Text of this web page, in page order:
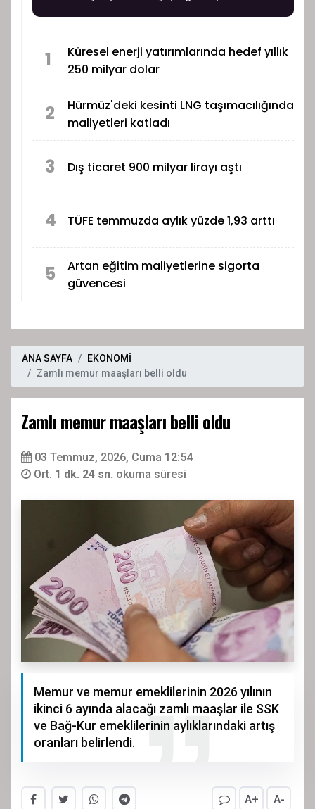
verildi.
1
Küresel enerji yatırımlarında hedef yıllık
250 milyar dolar
2
Hürmüz'deki kesinti LNG taşımacılığında
maliyetleri katladı
3 Dış ticaret 900 milyar lirayı aştı
4 TÜFE temmuzda aylık yüzde 1,93 arttı
5
Artan eğitim maliyetlerine sigorta
güvencesi
ANA SAYFA
EKONOMİ
Zamlı memur maaşları belli oldu
Zamlı memur maaşları belli oldu
03 Temmuz, 2026, Cuma 12:54
Ort. 1 dk. 24 sn. okuma süresi
Memur ve memur emeklilerinin 2026 yılının
ikinci 6 ayında alacağı zamlı maaşlar ile SSK
ve Bağ-Kur emeklilerinin aylıklarındaki artış
oranları belirlendi.
A+ A-